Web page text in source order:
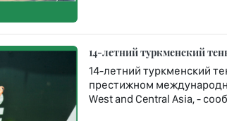
14-летний туркменский
14-летний туркменский
престижном
West and Central Asia, -